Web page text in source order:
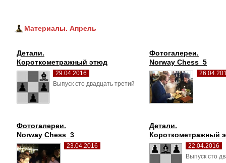
Материалы. Апрель
Детали.
Короткометражный этюд
29.04.2016
Выпуск сто двадцать третий
Фотогалереи.
Norway Chess_5
Фотогалереи.
Norway Chess_3
23.04.2016
Детали.
Короткометражный
22.04.2016
Выпуск сто